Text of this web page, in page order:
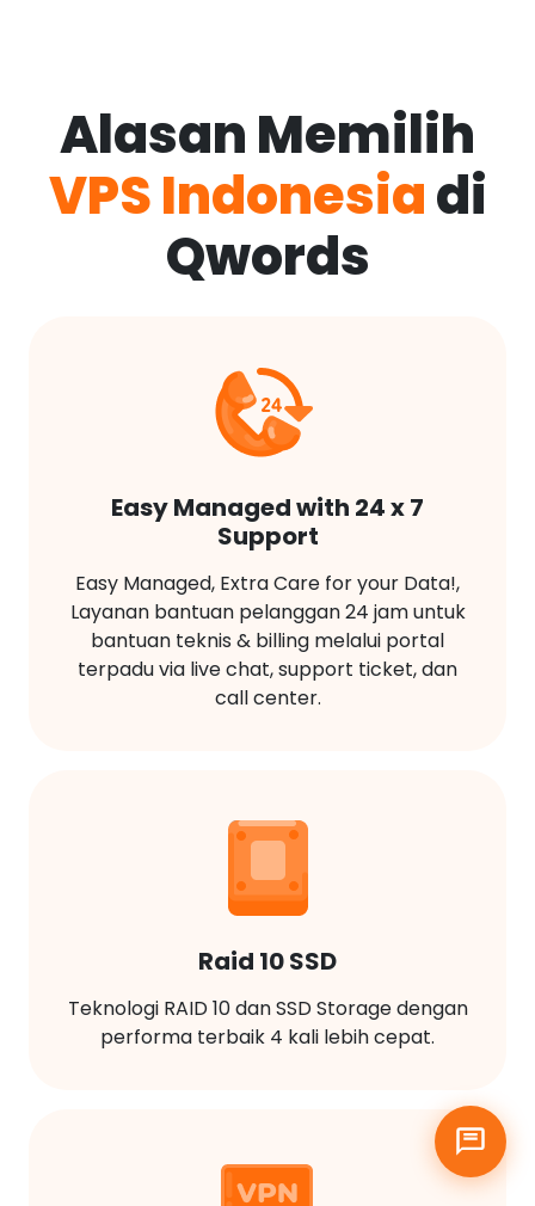
Alasan Memilih
VPS Indonesiadi
Qwords
Easy Managed with 24 x 7
Support
Easy Managed, Extra Care for your Data!,
Layanan bantuan pelanggan 24 jam untuk
bantuan teknis & billing melalui portal
terpadu via live chat, support ticket, dan
call center.
Raid 10 SSD
Teknologi RAID 10 dan SSD Storage dengan
performa terbaik 4 kali lebih cepat.